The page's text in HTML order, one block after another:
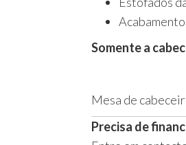
Somente a
Mesa de
Precisa de